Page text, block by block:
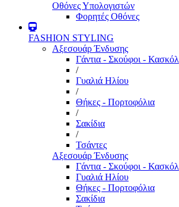
Οθόνες Υπολογιστών
Φορητές Οθόνες
FASHION STYLING
Αξεσουάρ Ένδυσης
Γάντια - Σκούφοι - Κασκόλ
/
Γυαλιά Ηλίου
/
Θήκες - Πορτοφόλια
/
Σακίδια
/
Τσάντες
Αξεσουάρ Ένδυσης
Γάντια - Σκούφοι - Κασκόλ
Γυαλιά Ηλίου
Θήκες - Πορτοφόλια
Σακίδια